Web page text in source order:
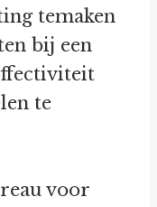
temaken
bij een
te
voor